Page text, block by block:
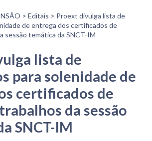
> Editais > Proext divulga lista de
de entrega dos certificados de
sessão temática da SNCT-IM
lista de
para solenidade de
certificados de
da sessão
SNCT-IM